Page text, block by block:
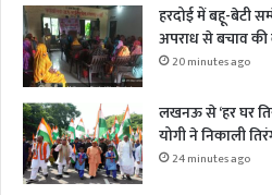
हरदोई में बहू-बेटी
अपराध से बचाव की
20 minutes ago
लखनऊ से ‘हर घर
योगी ने निकाली
24 minutes ago